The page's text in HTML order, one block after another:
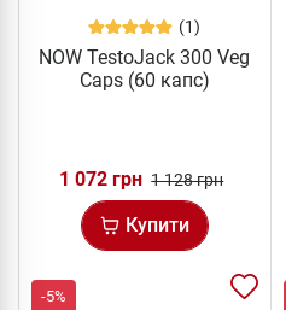
(1)
NOW TestoJack 300 Veg
Caps (60 капс)
1 072 грн 1 128 грн
Купити
-5%